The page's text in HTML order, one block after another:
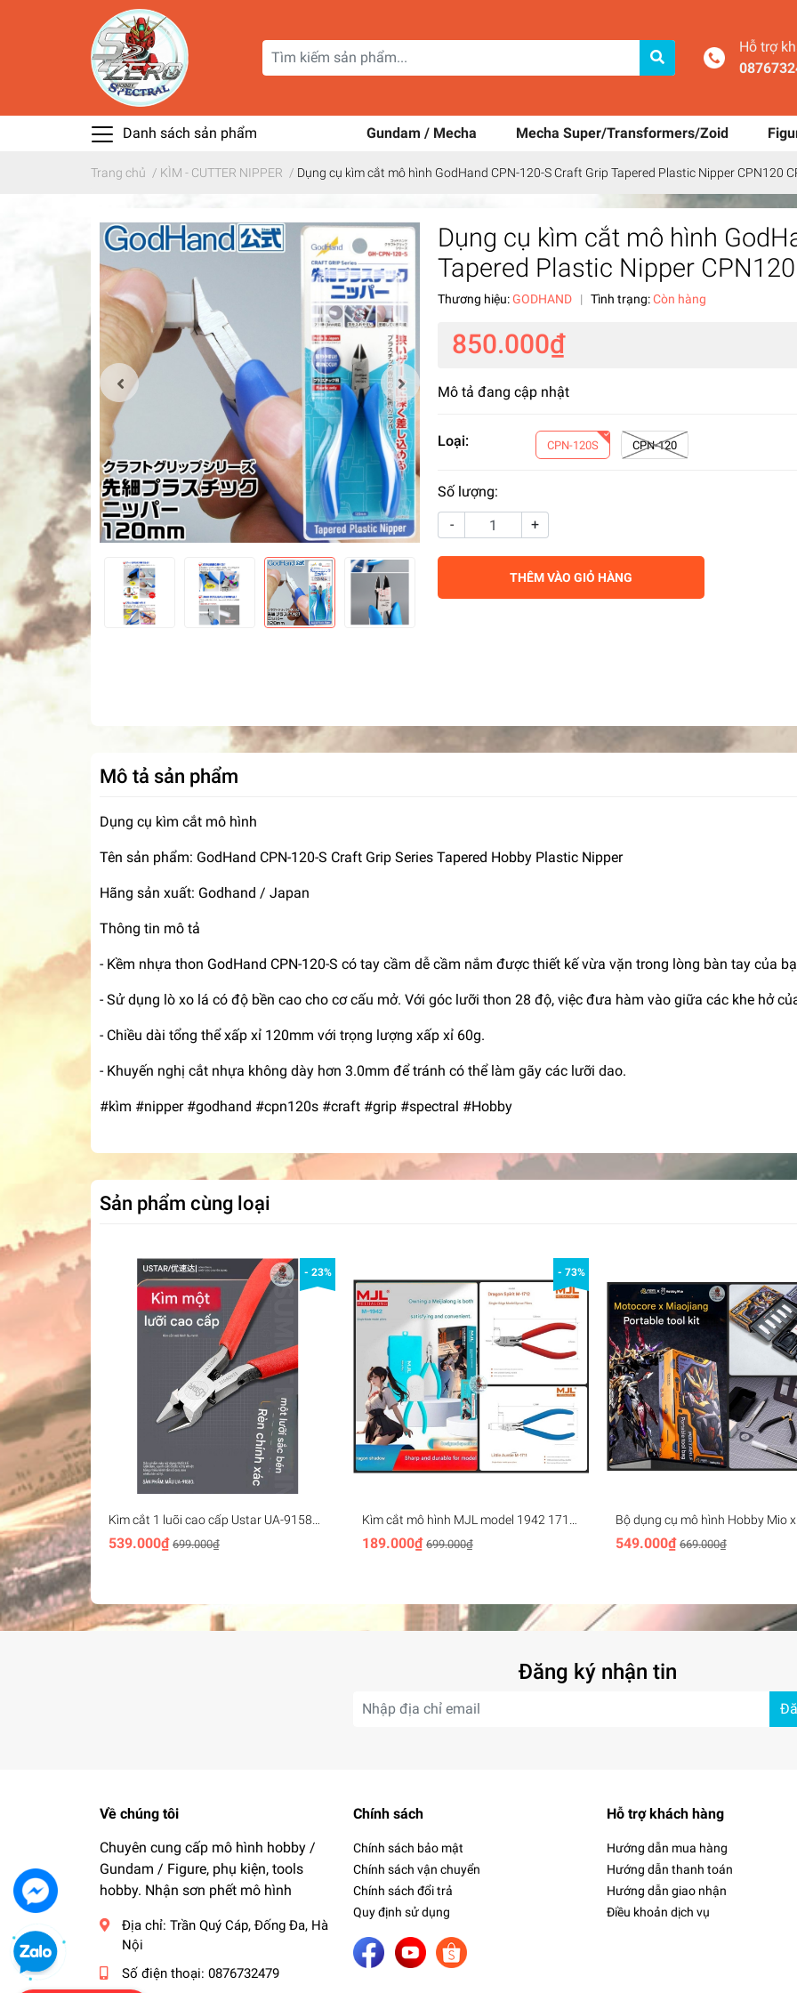
Hỗ trợ
Danh sách sản phẩm Gundam / Mecha Mecha Super/Transformers/Zoid
Trang chủ / KÌM - CUTTER NIPPER / Dụng cụ kìm cắt mô hình GodHand CPN-120-S Craft Grip Tapered Plastic Nipper CPN120
Dụng cụ kìm cắt mô hình
Tapered Plastic Nipper
Thương hiệu:GODHAND | Tình trạng:Còn hàng
850.000₫
Mô tả đang cập nhật
Loại: CPN-120S CPN-120
Số lượng:
-
+
THÊM VÀO GIỎ HÀNG
Mô tả sản phẩm
Dụng cụ kìm cắt mô hình
Tên sản phẩm: GodHand CPN-120-S Craft Grip Series Tapered Hobby Plastic Nipper
Hãng sản xuất: Godhand / Japan
Thông tin mô tả
- Kềm nhựa thon GodHand CPN-120-S có tay cầm dễ cầm nắm được thiết kế vừa vặn trong lòng bàn tay của
- Sử dụng lò xo lá có độ bền cao cho cơ cấu mở. Với góc lưỡi thon 28 độ, việc đưa hàm vào giữa các khe hở
- Chiều dài tổng thể xấp xỉ 120mm với trọng lượng xấp xỉ 60g.
- Khuyến nghị cắt nhựa không dày hơn 3.0mm để tránh có thể làm gãy các lưỡi dao.
#kìm #nipper #godhand #cpn120s #craft #grip #spectral #Hobby
Sản phẩm cùng loại
- 23%
Kìm cắt 1 luõi cao cấp Ustar UA-91580
Thin-bladed Single-edged Carbon Steel
Cutting Pliers Ultimate
539.000₫ 699.000₫
- 73%
Kìm cắt mô hình MJL model 1942 1710
1711 1712 Cutting Pliers Single blade
189.000₫ 699.000₫
Bộ dụng cụ mô hình Hobby Mio x
MOTOR NUCLEAR Premium Tool
(kìm, dao, nhíp, ...)
549.000₫ 669.000₫
Đăng ký nhận tin
Về chúng tôi
Chuyên cung cấp mô hình hobby /
Gundam / Figure, phụ kiện, tools
hobby. Nhận sơn phết mô hình
Địa chỉ: Trần Quý Cáp, Đống Đa, Hà
Nội
Số điện thoại: 0876732479
Chính sách
Chính sách bảo mật
Chính sách vận chuyển
Chính sách đổi trả
Quy định sử dụng
Hỗ trợ khách hàng
Hướng dẫn mua hàng
Hướng dẫn thanh toán
Hướng dẫn giao nhận
Điều khoản dịch vụ